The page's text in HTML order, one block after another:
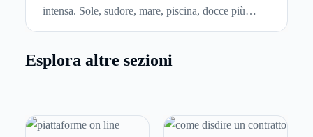
intensa. Sole, sudore, mare, piscina, docce più
frequenti e aria condizionata possono renderla
meno confortevole. Eppure, proprio nei mesi caldi,
o difficili da assorbire.
Esplora altre sezioni